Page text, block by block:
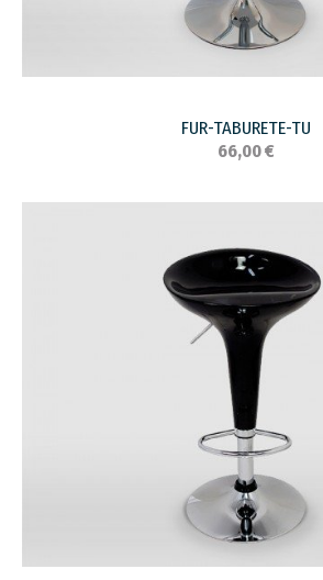
FUR-TABURETE-TU
66,00 €